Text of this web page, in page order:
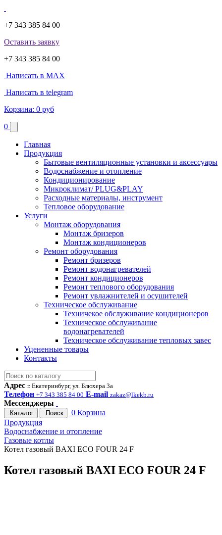
+7 343 385 84 00
Оставить заявку
+7 343 385 84 00
Написать в MAX
Написать в telegram
Корзина: 0 руб
0
Главная
Продукция
Бытовые вентиляционные установки и аксессуары
Водоснабжение и отопление
Кондиционирование
Микроклимат/ PLUG&PLAY
Расходные материалы, инструмент
Тепловое оборудование
Услуги
Монтаж оборудования
Монтаж бризеров
Монтаж кондиционеров
Ремонт оборудования
Ремонт бризеров
Ремонт водонагревателей
Ремонт кондиционеров
Ремонт теплового оборудования
Ремонт увлажнителей и осушителей
Техническое обслуживание
Техничекое обслуживание кондиционеров
Техническое обслуживание
водонагревателей
Техническое обслуживание тепловых завес
Уцененные товары
Контакты
Адрес г. Екатеринбург, ул. Блюхера 3а
Телефон +7 343 385 84 00 E-mail zakaz@lkekb.ru
Мессенджеры
Каталог Поиск 0 Корзина
Продукция
Водоснабжение и отопление
Газовые котлы
Котел газовый BAXI ECO FOUR 24 F
Котел газовый BAXI ECO FOUR 24 F